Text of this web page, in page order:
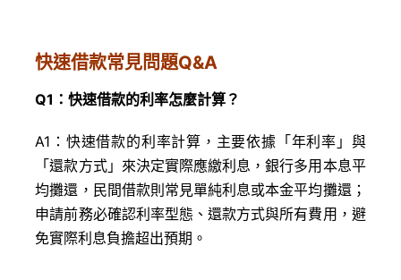
快速借款常見問題Q&A
Q1：快速借款的利率怎麼計算？
A1：快速借款的利率計算，主要依據「年利率」與
「還款方式」來決定實際應繳利息，銀行多用本息平
均攤還，民間借款則常見單純利息或本金平均攤還；
申請前務必確認利率型態、還款方式與所有費用，避
免實際利息負擔超出預期。